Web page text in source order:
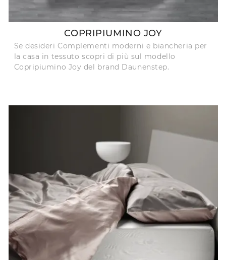
COPRIPIUMINO JOY
Se desideri Complementi moderni e biancheria per
la casa in tessuto scopri di più sul modello
Copripiumino Joy del brand Daunenstep.